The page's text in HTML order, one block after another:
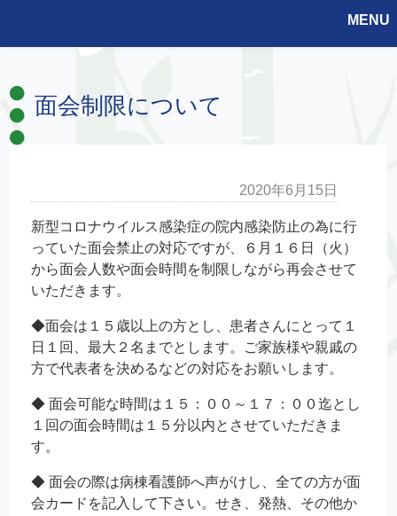
MENU
面会制限について
2020年6月15日
新型コロナウイルス感染症の院内感染防止の為に行
っていた面会禁止の対応ですが、６月１６日（火）
から面会人数や面会時間を制限しながら再会させて
いただきます。
◆面会は１５歳以上の方とし、患者さんにとって１
日１回、最大２名までとします。ご家族様や親戚の
方で代表者を決めるなどの対応をお願いします。
◆ 面会可能な時間は１５：００～１７：００迄とし
１回の面会時間は１５分以内とさせていただきま
す。
◆ 面会の際は病棟看護師へ声がけし、全ての方が面
会カードを記入して下さい。せき、発熱、その他か